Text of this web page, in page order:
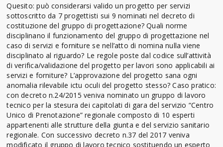
Quesito: può considerarsi valido un progetto per servizi
sottoscritto da 7 progettisti sui 9 nominati nel decreto di
costituzione del gruppo di progettazione? Quali norme
disciplinano il funzionamento del gruppo di progettazione nel
caso di servizi e forniture se nell’atto di nomina nulla viene
disciplinato al riguardo? Le regole poste dal codice sull’attività
di verifica/validazione del progetto per lavori sono applicabili ai
servizi e forniture? L’approvazione del progetto sana ogni
anomalia rilevabile ictu oculi del progetto stesso? Caso pratico:
con decreto n.24/2015 veniva nominato un gruppo di lavoro
tecnico per la stesura dei capitolati di gara del servizio “Centro
Unico di Prenotazione” regionale composto di 10 esperti
appartenenti alle strutture della giunta e del servizio sanitario
regionale. Con successivo decreto n.37 del 2017 veniva
modificato il gruppo di lavoro tecnico sostituendo un esperto